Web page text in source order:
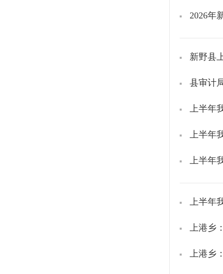
2026年
新野县
县审计
上半年
上半年
上半年
上半年
上港乡
上港乡